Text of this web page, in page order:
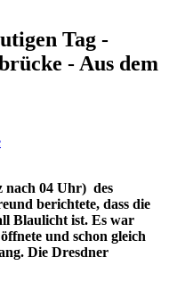
Tag -
- Aus dem
04 Uhr) des
berichtete, dass die
Blaulicht ist. Es war
und schon gleich
Die Dresdner